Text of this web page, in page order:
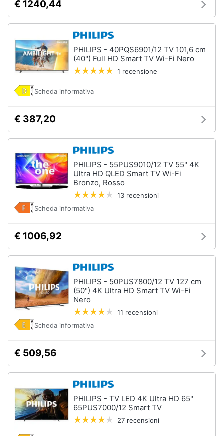
€ 1240,44
PHILIPS - 40PQS6901/12 TV 101,6 cm
(40") Full HD Smart TV Wi-Fi Nero
1 recensione
Scheda informativa
€ 387,20
PHILIPS - 55PUS9010/12 TV 55" 4K
Ultra HD QLED Smart TV Wi-Fi
Bronzo, Rosso
13 recensioni
Scheda informativa
€ 1006,92
PHILIPS - 50PUS7800/12 TV 127 cm
(50") 4K Ultra HD Smart TV Wi-Fi
Nero
11 recensioni
Scheda informativa
€ 509,56
PHILIPS - TV LED 4K Ultra HD 65"
65PUS7000/12 Smart TV
27 recensioni